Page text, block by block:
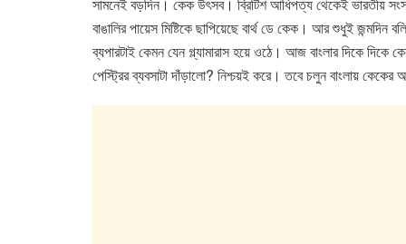
c
e
b
o
tt
er
at
s
A
p
k
e
dI
n
সামনেই বড়দিন। কেক উৎসব। ব্রিটিশ আধিপত্য থেকেই ভারতীয়
বাঙালির পায়েস মিষ্টিকে ছাপিয়েছে বার্থ ডে কেক। আর শুধুই
ব্যপারটাই কেমন যেন গ্ল্যামারাস হয়ে ওঠে। আজ বাংলার দিকে দিকে
পেস্ট্রির ব্যবসাটা দাঁড়ালো? নিশ্চয়ই করে। তবে চলুন বাংলায় কেকের